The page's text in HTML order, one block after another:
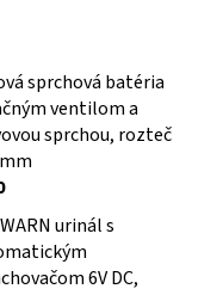
sprchová batéria
ventilom a
sprchou, rozteč
urinál s
6V DC,